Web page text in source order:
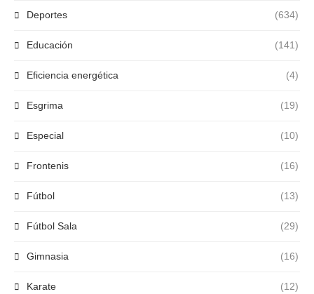
Deportes (634)
Educación (141)
Eficiencia energética (4)
Esgrima (19)
Especial (10)
Frontenis (16)
Fútbol (13)
Fútbol Sala (29)
Gimnasia (16)
Karate (12)